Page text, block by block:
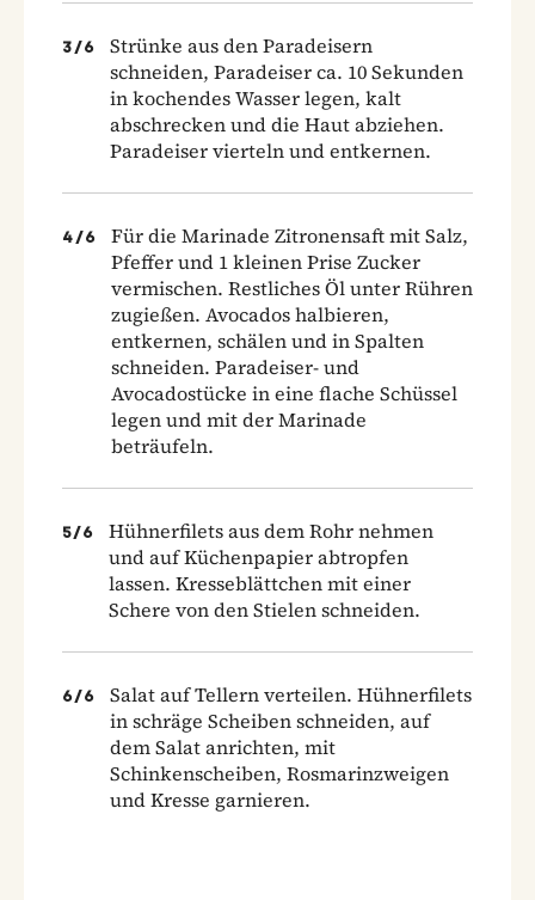
3 /6
Strünke aus den Paradeisern
schneiden, Paradeiser ca. 10 Sekunden
in kochendes Wasser legen, kalt
abschrecken und die Haut abziehen.
Paradeiser vierteln und entkernen.
4 /6
Für die Marinade Zitronensaft mit Salz,
Pfeffer und 1 kleinen Prise Zucker
vermischen. Restliches Öl unter Rühren
zugießen. Avocados halbieren,
entkernen, schälen und in Spalten
schneiden. Paradeiser- und
Avocadostücke in eine flache Schüssel
legen und mit der Marinade
beträufeln.
5/6
Hühnerfilets aus dem Rohr nehmen
und auf Küchenpapier abtropfen
lassen. Kresseblättchen mit einer
Schere von den Stielen schneiden.
6/6
Salat auf Tellern verteilen. Hühnerfilets
in schräge Scheiben schneiden, auf
dem Salat anrichten, mit
Schinkenscheiben, Rosmarinzweigen
und Kresse garnieren.